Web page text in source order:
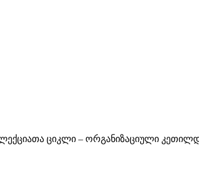
ციკლი – ორგანიზაციული